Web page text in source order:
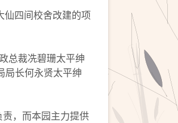
仙四间校舍改建的项
总裁冼碧珊太平绅
局长何永贤太平绅
，而本园主力提供